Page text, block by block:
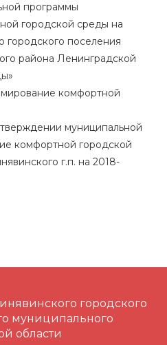
программы
городской среды на
городского поселения
района Ленинградской
комфортной
муниципальной
комфортной городской
г.п. на 2018-
городского
муниципального
области